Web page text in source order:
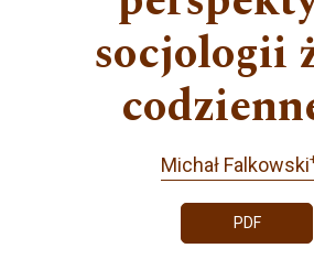
socjologii
Michał Falkowski
PDF